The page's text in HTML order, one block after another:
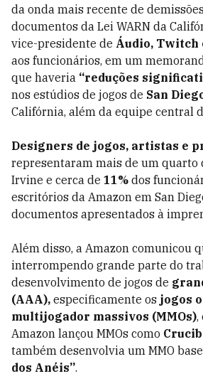
da onda mais recente de
documentos da Lei WARN da
vice-presidente de Áudio, Twitch
aos funcionários, em um
que haveria “reduções
nos estúdios de jogos de San
Califórnia, além da equipe central
Designers de jogos, artistas e
representaram mais de um quarto
Irvine e cerca de 11% dos
escritórios da Amazon em San
documentos apresentados à
Além disso, a Amazon comunicou
interrompendo grande parte do
desenvolvimento de jogos de
(AAA), especificamente os jogos
multijogador massivos (MMOs),
Amazon lançou MMOs como
também desenvolvia um MMO
dos Anéis”.